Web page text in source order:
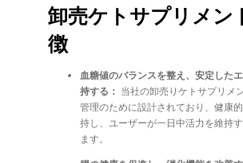
卸売ケトサプリメン
徴
血糖値のバランスを整え、安定した
持する： 当社の卸売りケトサプリメ
管理のために設計されており、健康
持し、ユーザーが一日中活力を維持
ます。